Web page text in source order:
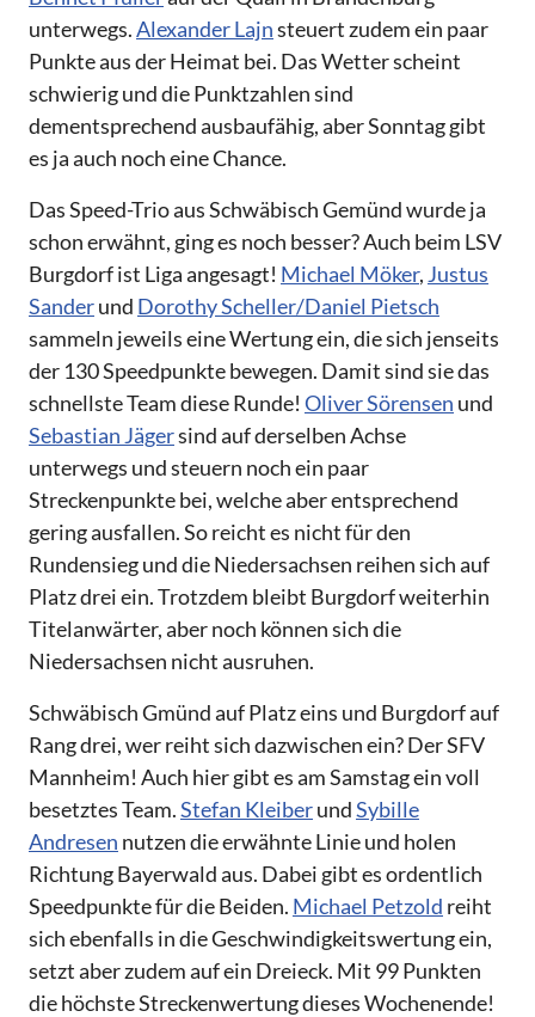
unterwegs.Alexander Lajnsteuert zudem ein paar
Punkte aus der Heimat bei. Das Wetter scheint
schwierig und die Punktzahlen sind
dementsprechend ausbaufähig, aber Sonntag gibt
es ja auch noch eine Chance.
Das Speed-Trio aus Schwäbisch Gemünd wurde ja
schon erwähnt, ging es noch besser? Auch beim LSV
Burgdorf ist Liga angesagt! Michael Möker, Justus
Sanderund Dorothy Scheller/Daniel Pietsch
sammeln jeweils eine Wertung ein, die sich jenseits
der 130 Speedpunkte bewegen. Damit sind sie das
schnellste Team diese Runde! Oliver Sörensen und
Sebastian Jägersind auf derselben Achse
unterwegs und steuern noch ein paar
Streckenpunkte bei, welche aber entsprechend
gering ausfallen. So reicht es nicht für den
Rundensieg und die Niedersachsen reihen sich auf
Platz drei ein. Trotzdem bleibt Burgdorf weiterhin
Titelanwärter, aber noch können sich die
Niedersachsen nicht ausruhen.
Schwäbisch Gmünd auf Platz eins und Burgdorf auf
Rang drei, wer reiht sich dazwischen ein? Der SFV
Mannheim! Auch hier gibt es am Samstag ein voll
besetztes Team.Stefan KleiberundSybille
Andresen nutzen die erwähnte Linie und holen
Richtung Bayerwald aus. Dabei gibt es ordentlich
Speedpunkte für die Beiden. Michael Petzold reiht
sich ebenfalls in die Geschwindigkeitswertung ein,
setzt aber zudem auf ein Dreieck. Mit 99 Punkten
die höchste Streckenwertung dieses Wochenende!